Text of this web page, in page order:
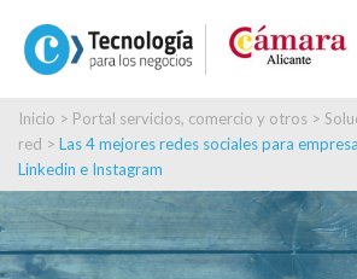
Inicio > Portal servicios, comercio y otros >
red > Las 4 mejores redes sociales para
Linkedin e Instagram